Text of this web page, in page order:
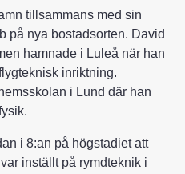
tillsammans med sin
på nya bostadsorten. David
hamnade i Luleå när han
inriktning.
i Lund där han
i 8:an på högstadiet att
inställt på rymdteknik i